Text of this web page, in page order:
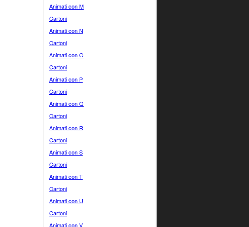
Animati con M
Cartoni
Animati con N
Cartoni
Animati con O
Cartoni
Animati con P
Cartoni
Animati con Q
Cartoni
Animati con R
Cartoni
Animati con S
Cartoni
Animati con T
Cartoni
Animati con U
Cartoni
Animati con V